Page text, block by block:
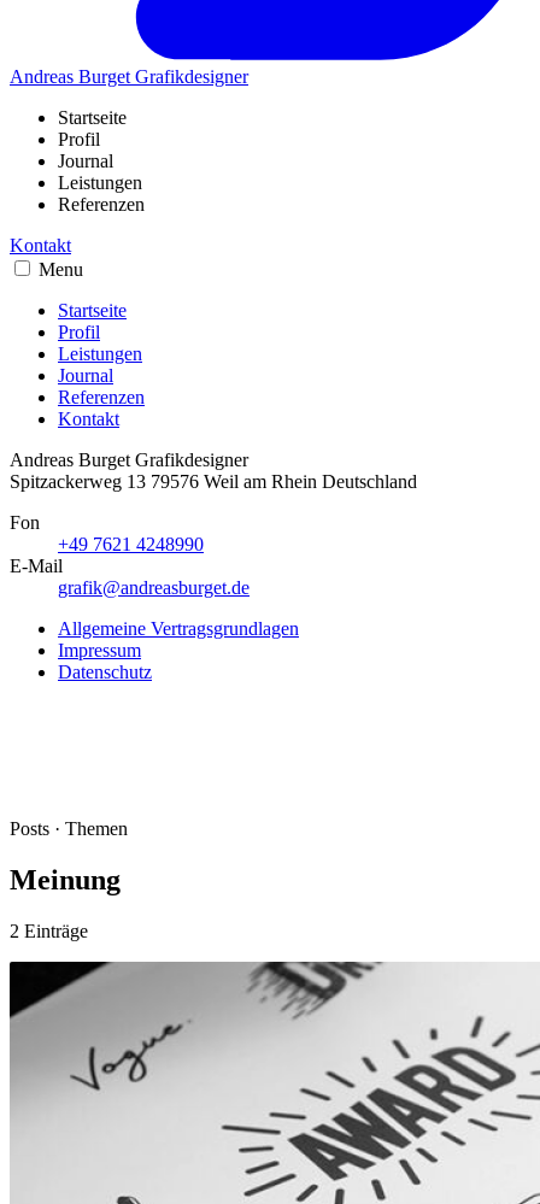
Andreas Burget Grafikdesigner
Startseite
Profil
Journal
Leistungen
Referenzen
Kontakt
Menu
Startseite
Profil
Leistungen
Journal
Referenzen
Kontakt
Andreas Burget Grafikdesigner
Spitzackerweg 13 79576 Weil am Rhein Deutschland
Fon
+49 7621 4248990
E-Mail
grafik@andreasburget.de
Allgemeine Vertragsgrundlagen
Impressum
Datenschutz
Posts · Themen
Meinung
2 Einträge